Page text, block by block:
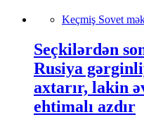
Keçmiş Sovet
Seçkilərdən
Rusiya
axtarır, lakin
ehtimalı azdır